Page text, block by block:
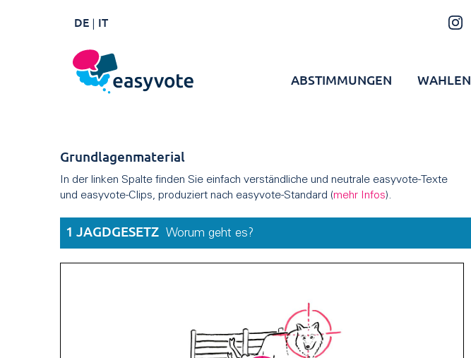
DE IT
ABSTIMMUNGEN WAHLEN
Grundlagenmaterial
In der linken Spalte finden Sie einfach verständliche und neutrale easyvote-Texte
und easyvote-Clips, produziert nach easyvote-Standard (mehr Infos).
1 JAGDGESETZ Worum geht es?